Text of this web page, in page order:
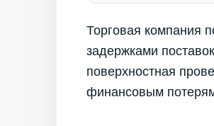
Торговая компания
задержками
поверхностная
финансовым